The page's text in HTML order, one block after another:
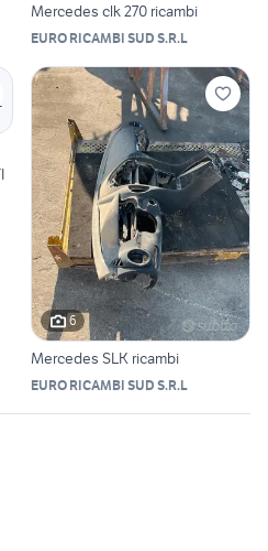
Mercedes clk 270 ricambi
EURO RICAMBI SUD S.R.L
6
Mercedes SLK ricambi
EURO RICAMBI SUD S.R.L